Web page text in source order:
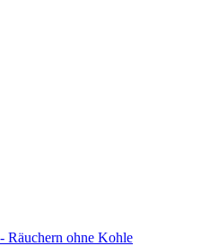
Räuchern ohne Kohle